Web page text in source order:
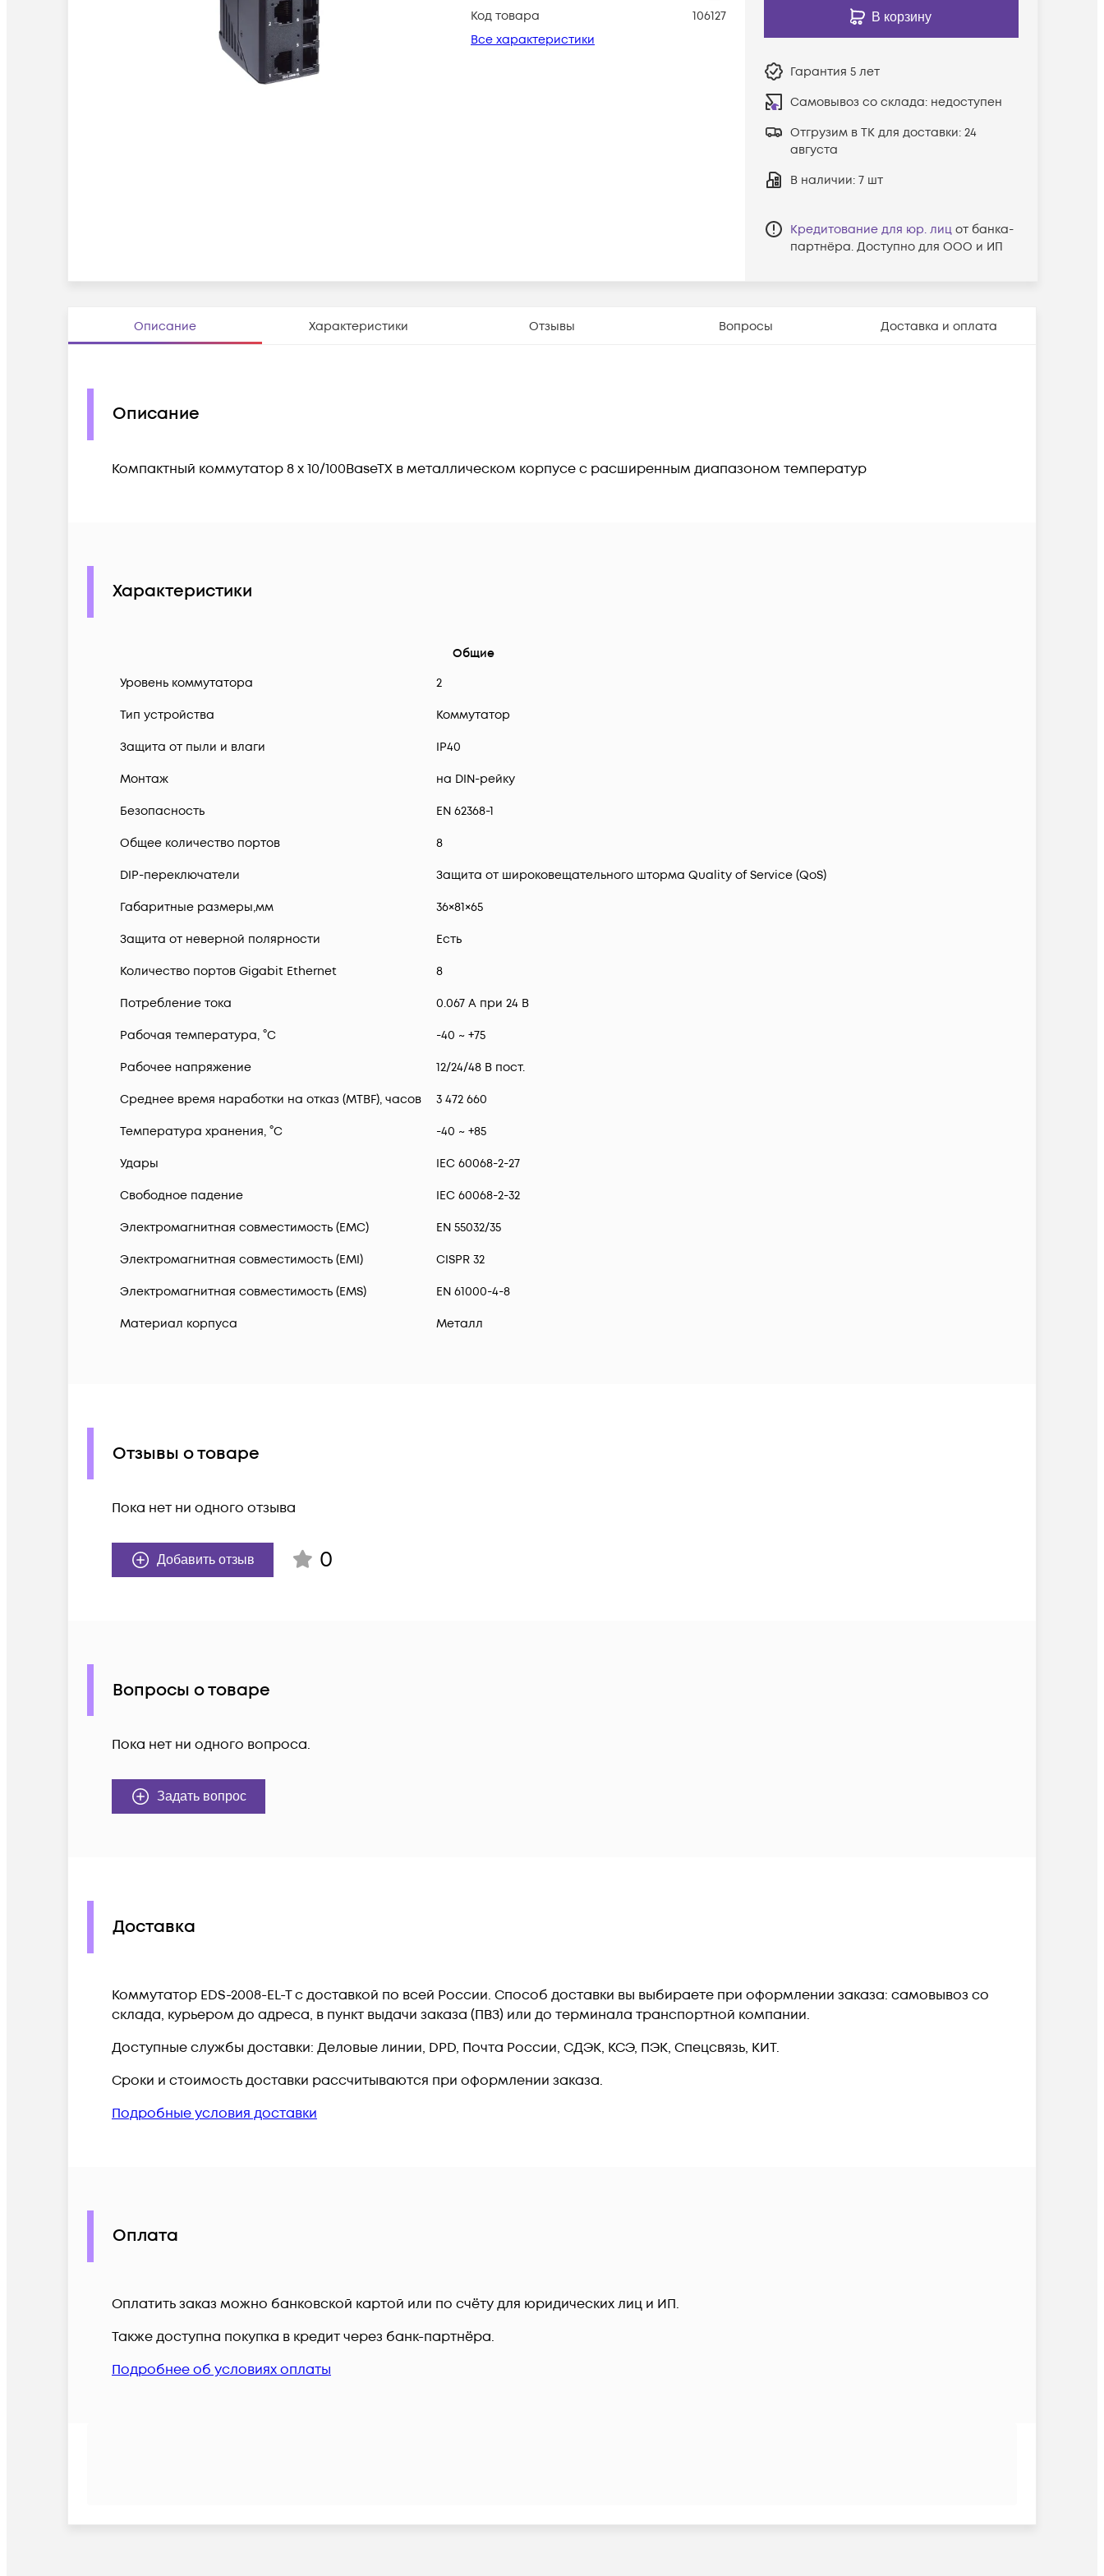
Код товара
106127
Все характеристики
В корзину
Гарантия 5 лет
Самовывоз со склада: недоступен
Отгрузим в ТК для доставки: 24
августа
В наличии: 7 шт
Кредитование для юр. лиц от банка-
партнёра. Доступно для ООО и ИП
Описание Характеристики Отзывы Вопросы Доставка и оплата
Описание
Компактный коммутатор 8 x 10/100BaseTX в металлическом корпусе с расширенным диапазоном температур
Характеристики
Общие
Уровень коммутатора
2
Тип устройства Коммутатор
Защита от пыли и влаги IP40
Монтаж на DIN-рейку
Безопасность EN 62368-1
Общее количество портов 8
DIP-переключатели Защита от широковещательного шторма Quality of Service (QoS)
Габаритные размеры,мм 36×81×65
Защита от неверной полярности Есть
Количество портов Gigabit Ethernet 8
Потребление тока 0.067 А при 24 В
Рабочая температура, °С -40 ~ +75
Рабочее напряжение 12/24/48 В пост.
Среднее время наработки на отказ (MTBF), часов 3 472 660
Температура хранения, °С -40 ~ +85
Удары IEC 60068-2-27
Свободное падение IEC 60068-2-32
Электромагнитная совместимость (EMC) EN 55032/35
Электромагнитная совместимость (EMI) CISPR 32
Электромагнитная совместимость (EMS) EN 61000-4-8
Материал корпуса Металл
Отзывы о товаре
Пока нет ни одного отзыва
Добавить отзыв 0
Вопросы о товаре
Пока нет ни одного вопроса.
Задать вопрос
Доставка
Коммутатор EDS-2008-EL-T c доставкой по всей России. Способ доставки вы выбираете при оформлении заказа: самовывоз со
склада, курьером до адреса, в пункт выдачи заказа (ПВЗ) или до терминала транспортной компании.
Доступные службы доставки: Деловые линии, DPD, Почта России, СДЭК, КСЭ, ПЭК, Спецсвязь, КИТ.
Сроки и стоимость доставки рассчитываются при оформлении заказа.
Подробные условия доставки
Оплата
Оплатить заказ можно банковской картой или по счёту для юридических лиц и ИП.
Также доступна покупка в кредит через банк-партнёра.
Подробнее об условиях оплаты